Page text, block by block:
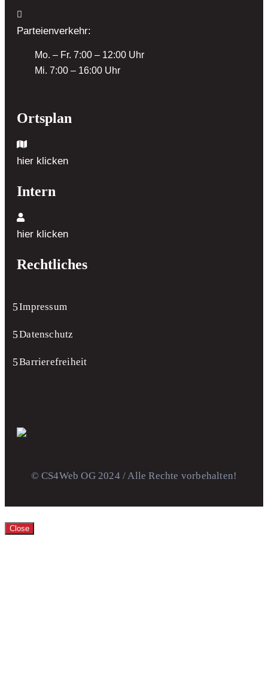
Parteienverkehr:
Mo. – Fr. 7:00 – 12:00 Uhr
Mi. 7:00 – 16:00 Uhr
Ortsplan
hier klicken
Intern
hier klicken
Rechtliches
Impressum
Datenschutz
Barrierefreiheit
© CS4Web OG 2024 / Alle Rechte vorbehalten!
Close